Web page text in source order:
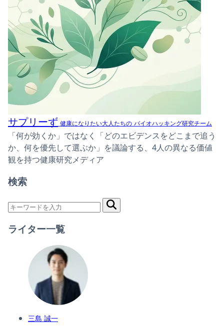
サプリーず 健康になりたい大人たちの バイオハッキング研究チーム
「何が効くか」ではなく「どのエビデンスをどこまで追う
か、何を優先して選ぶか」を議論する、4人の異なる価値
観を持つ健康研究メディア
検索
ライター一覧
三島 誠一